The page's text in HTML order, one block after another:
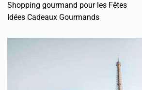
Shopping gourmand pour les Fêtes
Idées Cadeaux Gourmands